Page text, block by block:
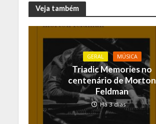
Veja também
GERAL MÚSICA
Triadic Memories no
centenário de Morton
Feldman
Há 3 dias